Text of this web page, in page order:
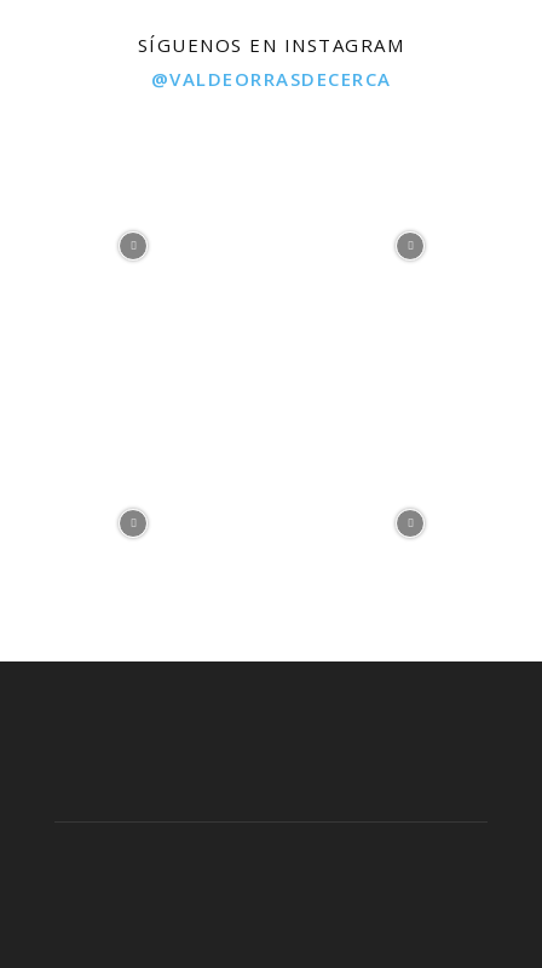
SÍGUENOS EN INSTAGRAM
@VALDEORRASDECERCA